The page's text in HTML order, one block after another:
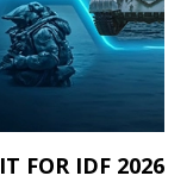
IT FOR IDF 2026